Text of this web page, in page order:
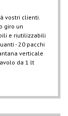
vostri clienti.
giro un
e riutilizzabili
- 20 pacchi
verticale
da 1 lt